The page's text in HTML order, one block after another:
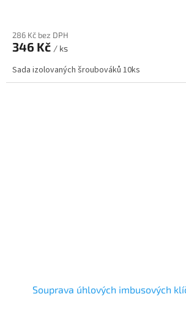
286 Kč bez DPH
346 Kč / ks
Sada izolovaných šroubováků 10ks
Souprava úhlových imbusových